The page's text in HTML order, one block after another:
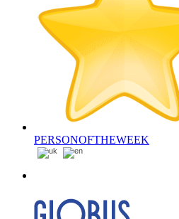
PERSONOFTHEWEEK